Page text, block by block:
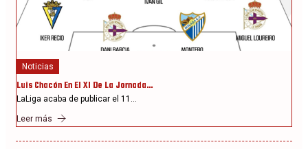
Noticias
Luis Chacón En El XI De La Jornada…
LaLiga acaba de publicar el 11…
Leer más